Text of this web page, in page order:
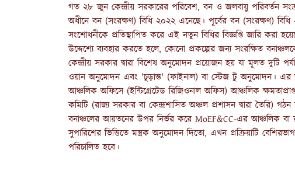
গত ২৮ জুন কেন্দ্রীয় সরকারের পরিবেশ, বন ও জলবায়ু পরিবর্তন
অধীনে বন (সংরক্ষণ) বিধি ২০২২ এনেছে। পূর্বের বন (সংরক্ষণ)
সংশোধনীকে প্রতিস্থাপিত করে এই নতুন বিধির বিজ্ঞপ্তি জারি করা
উদ্দেশ্যে ব্যবহার করতে হলে, কোনো প্রকল্পের জন্য সংরক্ষিত
কেন্দ্রীয় সরকার দ্বারা বিশেষ অনুমোদন প্রয়োজন হয় যা মূলত দুটি
ওয়ান অনুমোদন এবং 'চূড়ান্ত' (ফাইনাল) বা স্টেজ টু অনুমোদন। এর
আঞ্চলিক অফিসে (ইন্টিগ্রেটেড রিজিওনাল অফিস) আঞ্চলিক
কমিটি (রাজ্য সরকার বা কেন্দ্রশাসিত অঞ্চল প্রশাসন দ্বারা তৈরি)
বনাঞ্চলের আয়তনের উপর নির্ভর করে MoEF&CC-এর আঞ্চলিক বা
সুপারিশের ভিত্তিতে মন্ত্রক অনুমোদন দিতো, এখন প্রক্রিয়াটি বেশিরভাগ
পরিচালিত হবে।